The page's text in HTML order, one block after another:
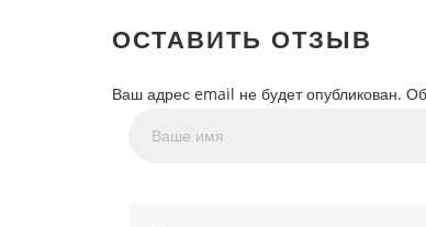
ОСТАВИТЬ ОТЗЫВ
Ваш адрес email не будет опубликован.